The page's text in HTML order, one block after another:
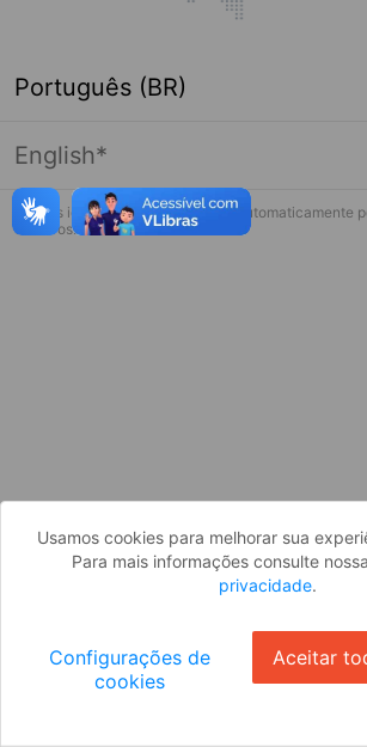
Português (BR)
English*
* Esses idiomas serão traduzidos automaticamente
terceiros.
Usamos cookies para melhorar sua
Para mais informações consulte nossa
privacidade.
Configurações de
cookies
Aceitar